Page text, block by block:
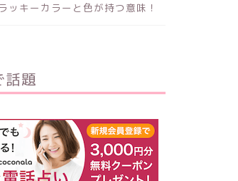
ッキーカラーと色が持つ意味！
話題